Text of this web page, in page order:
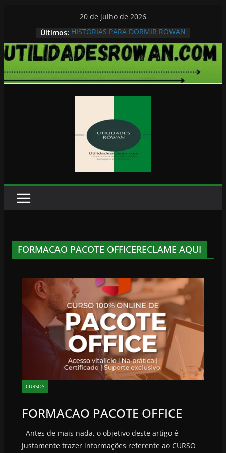
conteúdo
20 de julho de 2026
Últimos: HISTORIAS PARA DORMIR ROWAN
FORMACAO PACOTE OFFICERECLAME AQUI
CURSOS
FORMACAO PACOTE OFFICE
Antes de mais nada, o objetivo deste artigo é
justamente trazer informações referente ao CURSO